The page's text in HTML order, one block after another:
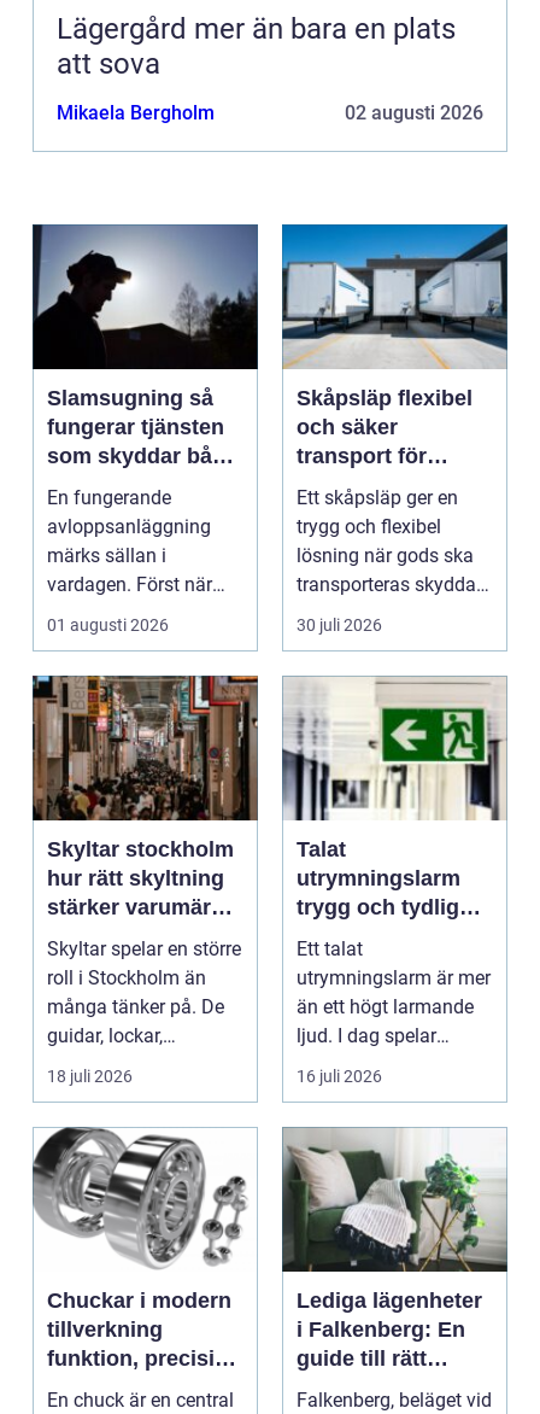
Lägergård mer än bara en plats
att sova
Mikaela Bergholm 02 augusti 2026
Slamsugning så
fungerar tjänsten
som skyddar både
hus och miljö
En fungerande
avloppsanläggning
märks sällan i
vardagen. Först när
brunnar svämmar över,
avlopp börj...
01 augusti 2026
Skåpsläp flexibel
och säker
transport för
företag och
privatpersoner
Ett skåpsläp ger en
trygg och flexibel
lösning när gods ska
transporteras skyddat
mot väder, insyn o...
30 juli 2026
Skyltar stockholm
hur rätt skyltning
stärker varumärket
i stadsmiljön
Skyltar spelar en större
roll i Stockholm än
många tänker på. De
guidar, lockar,
inspirerar och skap...
18 juli 2026
Talat
utrymningslarm
trygg och tydlig
vägledning vid kris
Ett talat
utrymningslarm är mer
än ett högt larmande
ljud. I dag spelar
tydliga
röstmeddelanden en
a...
16 juli 2026
Chuckar i modern
tillverkning
funktion, precision
och smarta val
En chuck är en central
Lediga lägenheter
i Falkenberg: En
guide till rätt
bostad för dig
Falkenberg, beläget vid